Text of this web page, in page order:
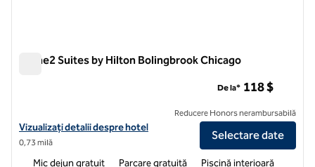
Home2 Suites by Hilton Bolingbrook Chicago
Vizualizați detaliile hotelului pentru Home2 Suites by Hilton
Vizualizați detalii despre hotel
0,73 milă
De la* 118 $
Reducere Honors nerambursabilă
Selectare date
Mic dejun gratuit Parcare gratuită Piscină interioară